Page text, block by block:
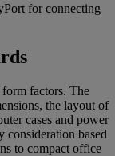
for connecting
factors. The
the layout of
cases and power
consideration based
to compact office